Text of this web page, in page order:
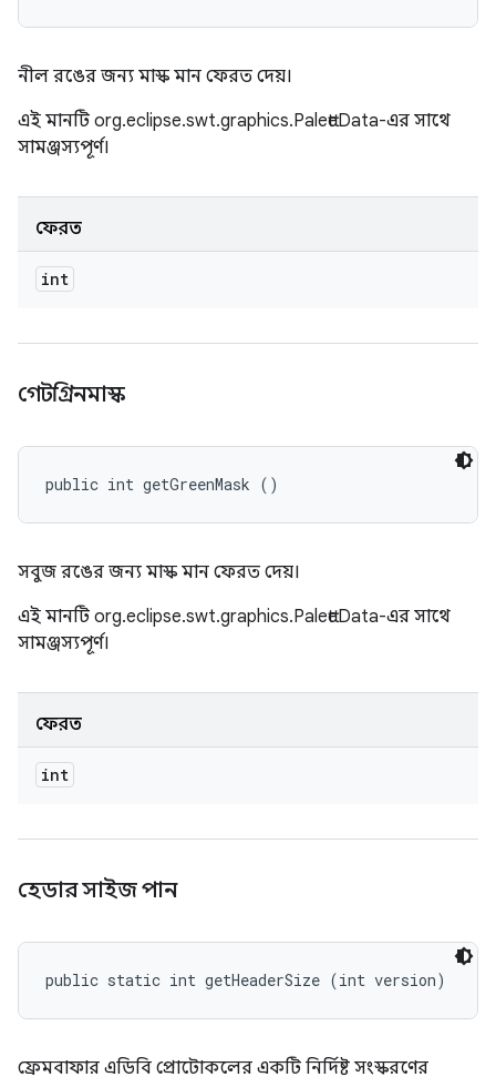
নীল রঙের জন্য মাস্ক মান ফেরত দেয়।
এই মানটি org.eclipse.swt.graphics.PaletteData-এর সাথে
সামঞ্জস্যপূর্ণ।
ফেরত
int
গেটগ্রিনমাস্ক
public int getGreenMask ()
সবুজ রঙের জন্য মাস্ক মান ফেরত দেয়।
এই মানটি org.eclipse.swt.graphics.PaletteData-এর সাথে
সামঞ্জস্যপূর্ণ।
ফেরত
int
হেডার সাইজ পান
public static int getHeaderSize (int version)
ফ্রেমবাফার এডিবি প্রোটোকলের একটি নির্দিষ্ট সংস্করণের